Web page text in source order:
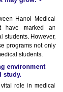
Hanoi Medical
have marked an
students. However,
programs not only
students.
environment
study.
role in medical